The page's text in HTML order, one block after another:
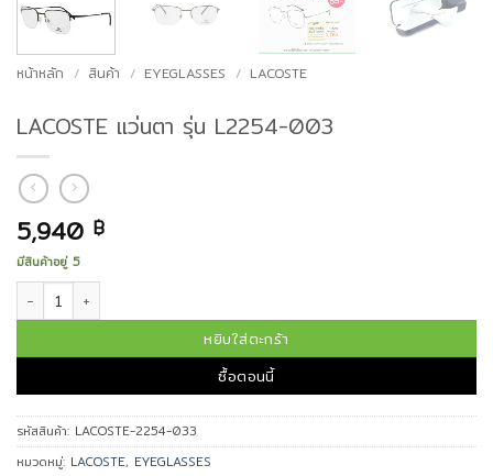
หน้าหลัก / สินค้า / EYEGLASSES / LACOSTE
LACOSTE แว่นตา รุ่น L2254-003
5,940 ฿
มีสินค้าอยู่ 5
จำนวน LACOSTE แว่นตา รุ่น L2254-003 ชิ้น
หยิบใส่ตะกร้า
ซื้อตอนนี้
รหัสสินค้า: LACOSTE-2254-033
หมวดหมู่: LACOSTE, EYEGLASSES